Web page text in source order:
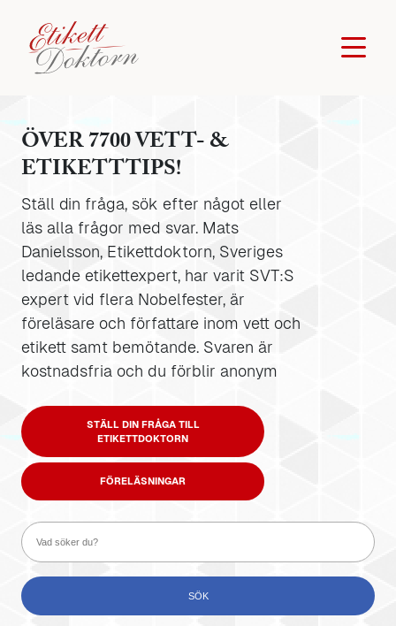
ÖVER 7700 VETT- &
ETIKETTTIPS!
Ställ din fråga, sök efter något eller
läs alla frågor med svar. Mats
Danielsson, Etikettdoktorn, Sveriges
ledande etikettexpert, har varit SVT:S
expert vid flera Nobelfester, är
föreläsare och författare inom vett och
etikett samt bemötande. Svaren är
kostnadsfria och du förblir anonym
STÄLL DIN FRÅGA TILL
ETIKETTDOKTORN
FÖRELÄSNINGAR